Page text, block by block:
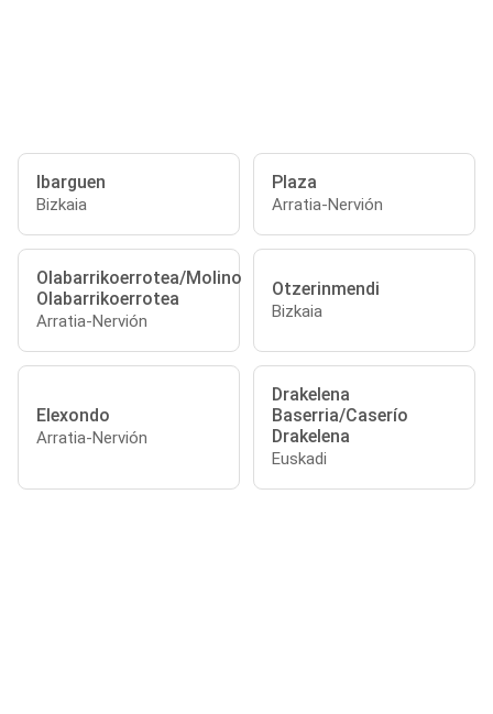
Ibarguen
Bizkaia
Plaza
Arratia-Nervión
Olabarrikoerrotea/Molino
Olabarrikoerrotea
Arratia-Nervión
Otzerinmendi
Bizkaia
Elexondo
Arratia-Nervión
Drakelena
Baserria/Caserío
Drakelena
Euskadi